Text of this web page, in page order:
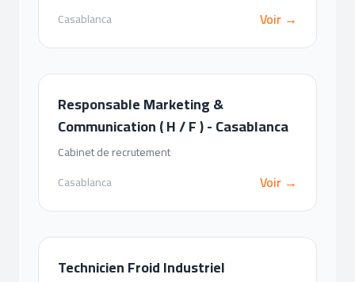
Casablanca
Voir →
Responsable Marketing &
Communication ( H / F ) - Casablanca
Cabinet de recrutement
Casablanca
Voir →
Technicien Froid Industriel